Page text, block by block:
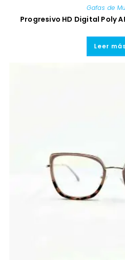
Gafas de
Progresivo HD Digital Poly
Leer